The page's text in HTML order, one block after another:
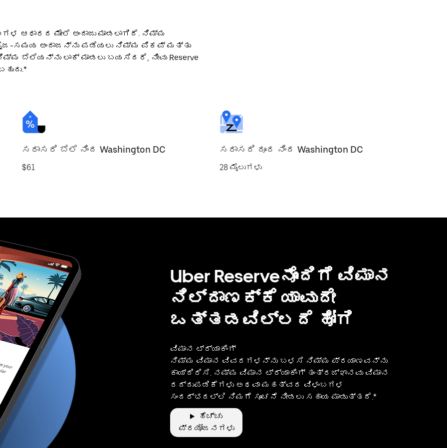
ಆಧಾರದ ಮೇಲೆ ಅಂದಾಜು ಮಾಡಲಾಗಿದೆ. ನಿಮ್ಮ
ಸಮಯ ಅಂದಾಜನ್ನು ಪಡೆಯಲು ನಿಮ್ಮ ಪಿಕಪ್ ಮತ್ತು
ಬೆಲೆಯನ್ನು ಲಾಕ್ ಮಾಡಲು ಬಯಸಿದರೆ, ನೀವು Reserve
ಸರಾಸರಿ ಬೆಲೆ ನಿಂದ Washington DC
$61
ಸರಾಸರಿ ದೂರ ನಿಂದ Washington DC
28 ಮೈಲುಗಳು
Uber Reserve‌ನೊಂದಿಗೆ ವಿಮಾನ
ನಿಲ್ದಾಣಕ್ಕೆ ಯಾವುದೇ
ಒತ್ತಡವಿಲ್ಲದೆ ಹೋಗಿ
ವಿಮಾನ ಟ್ರ್ಯಾಕಿಂಗ್
ನಿಮ್ಮ ವಿಮಾನ ವಿವರಗಳನ್ನು ಬಳಸಿ ನಿಮ್ಮ ಪ್ರಯಾಣವನ್ನು
ಕಾಯ್ದಿರಿಸಿ. ನಮ್ಮ ವಿಮಾನ ಟ್ರ್ಯಾಕಿಂಗ್ ತಂತ್ರಜ್ಞಾನವು ವಿಮಾನ
ರದ್ದುಪಡಿಕೆಗಳು ಅಥವಾ ಮಹತ್ವದ ವಿಳಂಬಗಳ
ಸಂದರ್ಭದಲ್ಲಿ ನಿಮಗೆ ಸೂಚನೆ ನೀಡಲು ಸಹಾಯ ಮಾಡುತ್ತದೆ.*
ಹೆಚ್ಚು
ಪ್ರಯೋಜನಗಳು